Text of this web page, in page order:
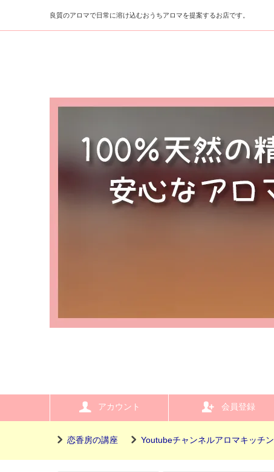
良質のアロマで日常に溶け込むおうちアロマを提案するお店です。
アカウント 会員登録
恋香房の講座 Youtubeチャンネルアロマキッチン